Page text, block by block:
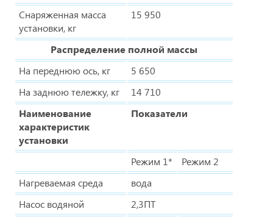
Снаряженная масса
установки, кг
15 950
Распределение полной массы
На переднюю ось, кг
5 650
На заднюю тележку, кг
14 710
Наименование
характеристик
установки
Показатели
Режим 1*
Режим 2
Нагреваемая среда
вода
Насос водяной
2,3ПТ